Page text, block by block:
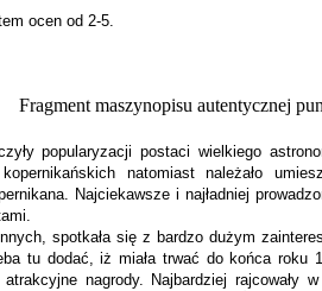
ocen od 2-5.
Fragment maszynopisu autentycznej
popularyzacji postaci wielkiego
natomiast należało
Najciekawsze i najładniej
spotkała się z bardzo dużym
tu dodać, iż miała trwać do końca roku
atrakcyjne nagrody. Najbardziej rajcowały